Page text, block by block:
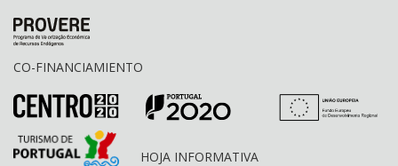
CO-FINANCIAMIENTO
HOJA INFORMATIVA